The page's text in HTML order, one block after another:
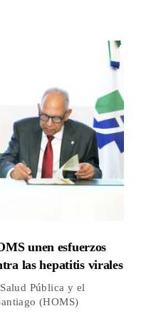
unen esfuerzos
las hepatitis virales
Pública y el
(HOMS)